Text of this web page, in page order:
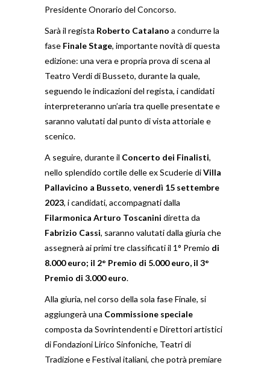
Presidente Onorario del Concorso.
Sarà il regista Roberto Catalano a condurre la
fase Finale Stage, importante novità di questa
edizione: una vera e propria prova di scena al
Teatro Verdi di Busseto, durante la quale,
seguendo le indicazioni del regista, i candidati
interpreteranno un’aria tra quelle presentate e
saranno valutati dal punto di vista attoriale e
scenico.
A seguire, durante il Concerto dei Finalisti,
nello splendido cortile delle ex Scuderie diVilla
Pallavicino a Busseto, venerdì 15 settembre
2023, i candidati, accompagnati dalla
Filarmonica Arturo Toscanini diretta da
Fabrizio Cassi, saranno valutati dalla giuria che
assegnerà ai primi tre classificati il 1° Premio di
8.000 euro; il 2° Premio di 5.000 euro, il 3°
Premio di 3.000 euro.
Alla giuria, nel corso della sola fase Finale, si
aggiungerà una Commissione speciale
composta da Sovrintendenti e Direttori artistici
di Fondazioni Lirico Sinfoniche, Teatri di
Tradizione e Festival italiani, che potrà premiare